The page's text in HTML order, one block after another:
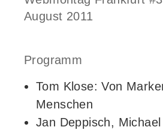
August 2011
Programm
Tom Klose: Von
Menschen
Jan Deppisch,